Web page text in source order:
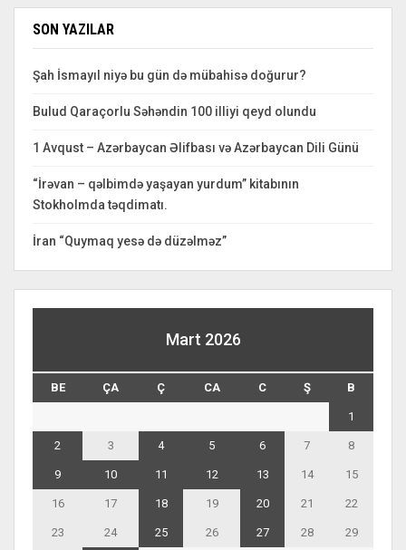
SON YAZILAR
Şah İsmayıl niyə bu gün də mübahisə doğurur?
Bulud Qaraçorlu Səhəndin 100 illiyi qeyd olundu
1 Avqust – Azərbaycan Əlifbası və Azərbaycan Dili Günü
“İrəvan – qəlbimdə yaşayan yurdum” kitabının
Stokholmda təqdimatı.
İran “Quymaq yesə də düzəlməz”
Mart 2026
BE ÇA Ç CA C Ş B
1
2 3 4 5 6 7 8
9 10 11 12 13 14 15
16 17 18 19 20 21 22
23 24 25 26 27 28 29